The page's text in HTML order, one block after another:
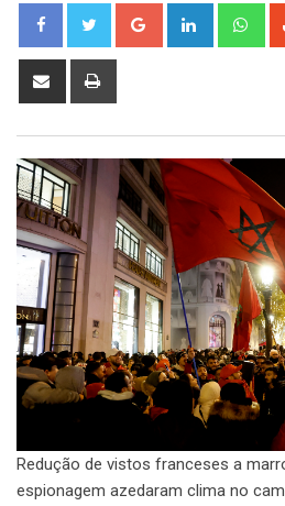
Google+ LinkedIn
Share
Redução de vistos franceses a
espionagem azedaram clima no